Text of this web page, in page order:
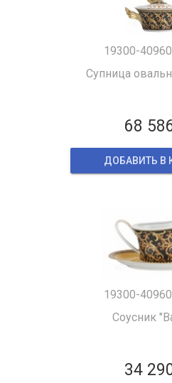
19300-
Супница
68
ДОБАВИТЬ В
19300-
Соусник
34